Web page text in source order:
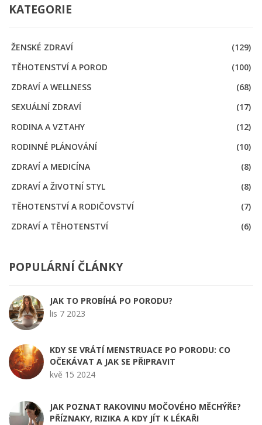
KATEGORIE
ŽENSKÉ ZDRAVÍ
(129)
TĚHOTENSTVÍ A POROD
(100)
ZDRAVÍ A WELLNESS
(68)
SEXUÁLNÍ ZDRAVÍ
(17)
RODINA A VZTAHY
(12)
RODINNÉ PLÁNOVÁNÍ
(10)
ZDRAVÍ A MEDICÍNA
(8)
ZDRAVÍ A ŽIVOTNÍ STYL
(8)
TĚHOTENSTVÍ A RODIČOVSTVÍ
(7)
ZDRAVÍ A TĚHOTENSTVÍ
(6)
POPULÁRNÍ ČLÁNKY
JAK TO PROBÍHÁ PO PORODU?
lis 7 2023
KDY SE VRÁTÍ MENSTRUACE PO PORODU: CO
OČEKÁVAT A JAK SE PŘIPRAVIT
kvě 15 2024
JAK POZNAT RAKOVINU MOČOVÉHO MĚCHÝŘE?
PŘÍZNAKY, RIZIKA A KDY JÍT K LÉKAŘI